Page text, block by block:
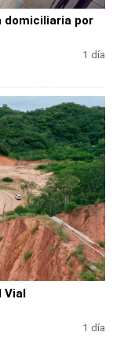
domiciliaria por
1 día
Vial
1 día